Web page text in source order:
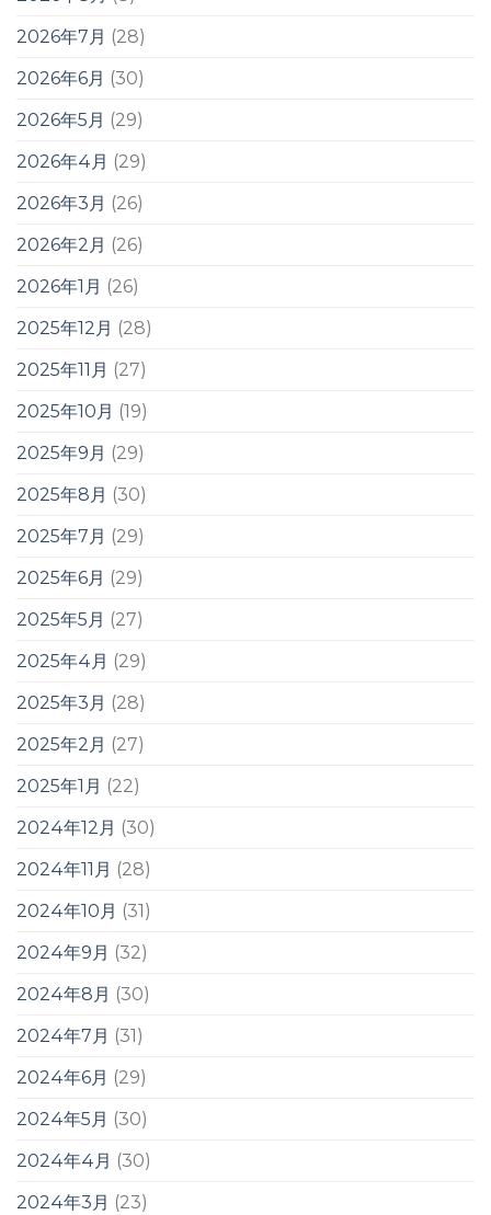
2026年7月 (28)
2026年6月 (30)
2026年5月 (29)
2026年4月 (29)
2026年3月 (26)
2026年2月 (26)
2026年1月 (26)
2025年12月 (28)
2025年11月 (27)
2025年10月 (19)
2025年9月 (29)
2025年8月 (30)
2025年7月 (29)
2025年6月 (29)
2025年5月 (27)
2025年4月 (29)
2025年3月 (28)
2025年2月 (27)
2025年1月 (22)
2024年12月 (30)
2024年11月 (28)
2024年10月 (31)
2024年9月 (32)
2024年8月 (30)
2024年7月 (31)
2024年6月 (29)
2024年5月 (30)
2024年4月 (30)
2024年3月 (23)